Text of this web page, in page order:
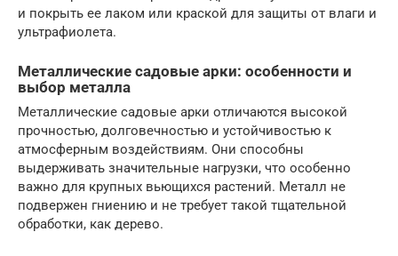
и покрыть ее лаком или краской для защиты от влаги и
ультрафиолета.
Металлические садовые арки: особенности и
выбор металла
Металлические садовые арки отличаются высокой
прочностью, долговечностью и устойчивостью к
атмосферным воздействиям. Они способны
выдерживать значительные нагрузки, что особенно
важно для крупных вьющихся растений. Металл не
подвержен гниению и не требует такой тщательной
обработки, как дерево.